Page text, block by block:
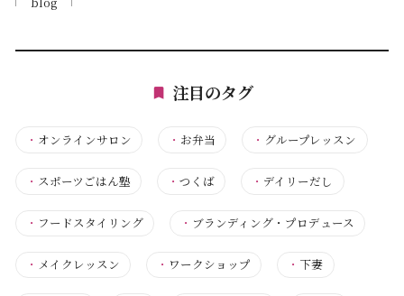
注目のタグ
・ オンラインサロン ・ お弁当 ・ グループレッスン
・ スポーツごはん塾 ・つくば ・ デイリーだし
・ フードスタイリング ・ ブランディング・プロデュース
・ メイクレッスン ・ ワークショップ ・ 下妻